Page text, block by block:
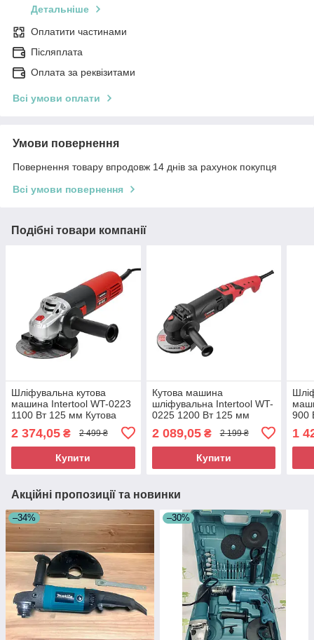
Детальніше
Оплатити частинами
Післяплата
Оплата за реквізитами
Всі умови оплати
Умови повернення
Повернення товару впродовж 14 днів за рахунок покупця
Всі умови повернення
Подібні товари компанії
Шліфувальна кутова
машина Intertool WT-0223
1100 Вт 125 мм Кутова
2 374,05 ₴ 2 499 ₴
Купити
Кутова машина
шліфувальна Intertool WT-
0225 1200 Вт 125 мм
2 089,05₴ 2 199 ₴
Купити
900
1
Акційні пропозиції та новинки
–34% –30%